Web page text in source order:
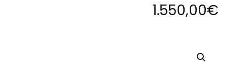
1.550,00€